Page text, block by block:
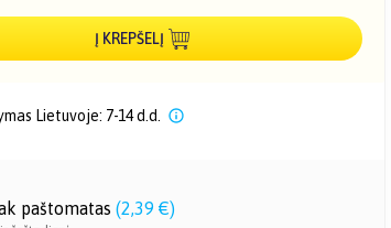
Į KREPŠELĮ
Lietuvoje: 7-14 d.d.
paštomatas (2,39 €)